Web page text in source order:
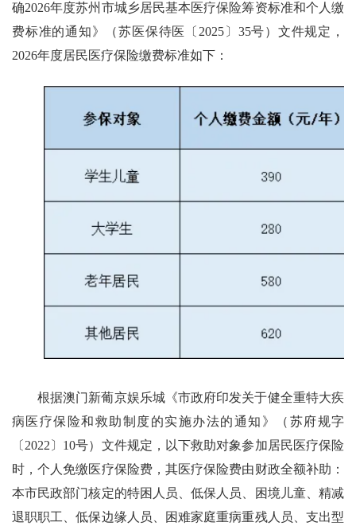
确2026年度苏州市城乡居民基本医疗保险筹资标准和个人缴
费标准的通知》（苏医保待医〔2025〕35号）文件规定，
2026年度居民医疗保险缴费标准如下：
根据澳门新葡京娱乐城《市政府印发关于健全重特大疾
病医疗保险和救助制度的实施办法的通知》（苏府规字
〔2022〕10号）文件规定，以下救助对象参加居民医疗保险
时，个人免缴医疗保险费，其医疗保险费由财政全额补助：
本市民政部门核定的特困人员、低保人员、困境儿童、精减
退职职工、低保边缘人员、困难家庭重病重残人员、支出型